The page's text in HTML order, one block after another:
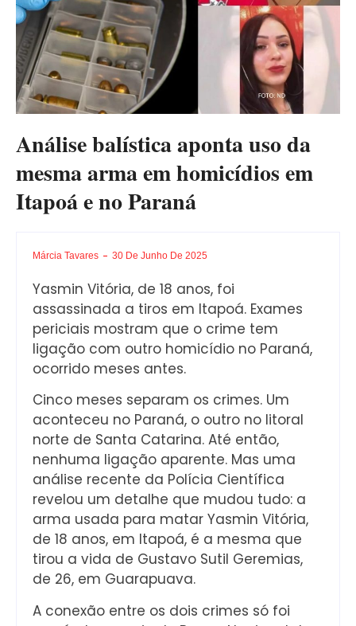
Análise balística aponta uso da
mesma arma em homicídios em
Itapoá e no Paraná
Márcia Tavares 30 De Junho De 2025
Yasmin Vitória, de 18 anos, foi
assassinada a tiros em Itapoá. Exames
periciais mostram que o crime tem
ligação com outro homicídio no Paraná,
ocorrido meses antes.
Cinco meses separam os crimes. Um
aconteceu no Paraná, o outro no litoral
norte de Santa Catarina. Até então,
nenhuma ligação aparente. Mas uma
análise recente da Polícia Científica
revelou um detalhe que mudou tudo: a
arma usada para matar Yasmin Vitória,
de 18 anos, em Itapoá, é a mesma que
tirou a vida de Gustavo Sutil Geremias,
de 26, em Guarapuava.
A conexão entre os dois crimes só foi